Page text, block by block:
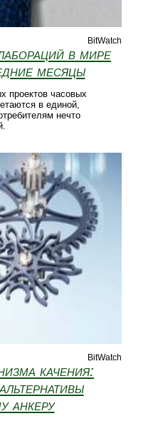
BitWatch
в мире
месяцы
проектов часовых
в единой,
нечто
BitWatch
качения:
анкеру